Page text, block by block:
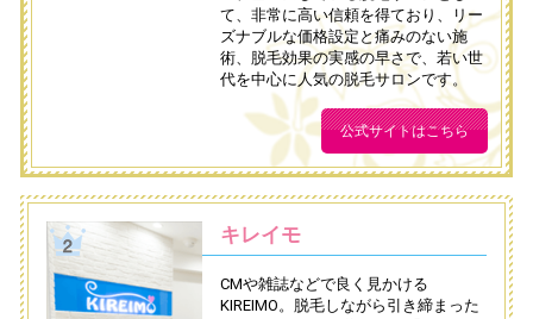
て、非常に高い信頼を得ており、リー
ズナブルな価格設定と痛みのない施
術、脱毛効果の実感の早さで、若い世
代を中心に人気の脱毛サロンです。
公式サイトはこちら
キレイモ
CMや雑誌などで良く見かける
KIREIMO。脱毛しながら引き締まった